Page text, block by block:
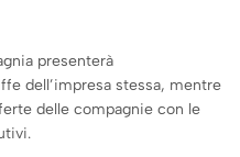
presenterà
dell’impresa stessa, mentre
delle compagnie con le